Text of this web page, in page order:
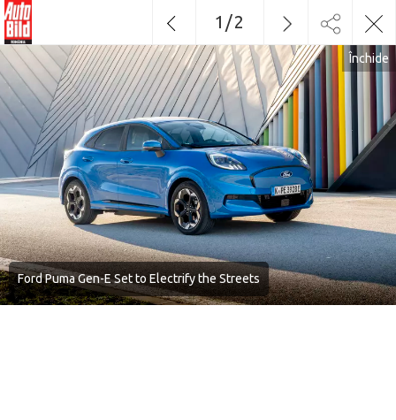
Ford Puma Gen-E Set to Electrify the Streets
Închide
1 /2